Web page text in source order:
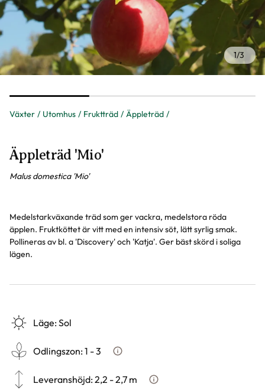
Växter Utomhus Fruktträd Äppleträd
1/3
Äppleträd 'Mio'
Malus domestica 'Mio'
Medelstarkväxande träd som ger vackra, medelstora röda
äpplen. Fruktköttet är vitt med en intensiv söt, lätt syrlig smak.
Pollineras av bl. a 'Discovery' och 'Katja'. Ger bäst skörd i soliga
lägen.
Läge:Sol
Odlingszon:1 - 3 Vad är odlingszon?
Leveranshöjd:2,2 - 2,7 m Hur vi mäter leveranshöjd på